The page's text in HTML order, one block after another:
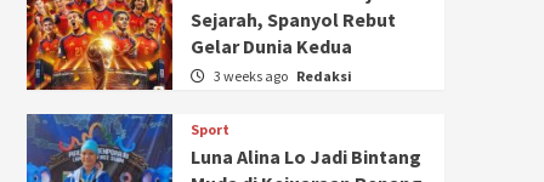
Sejarah, Spanyol Rebut
Gelar Dunia Kedua
3 weeks ago Redaksi
Sport
Luna Alina Lo Jadi Bintang